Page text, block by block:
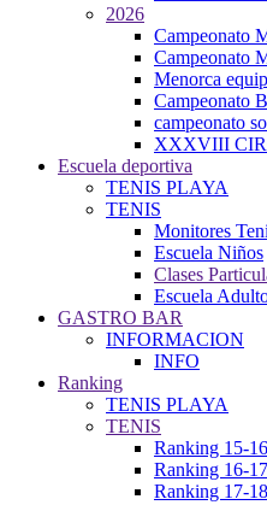
2026
Campeonato
Campeonato
Menorca
Campeonato
campeonato
XXXVIII
Escuela deportiva
TENIS PLAYA
TENIS
Monitores
Escuela Niños
Clases
Escuela
GASTRO BAR
INFORMACION
INFO
Ranking
TENIS PLAYA
TENIS
Ranking 15-16
Ranking 16-17
Ranking 17-18